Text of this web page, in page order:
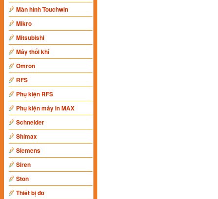
Màn hình Touchwin
Mikro
Mitsubishi
Máy thổi khí
Omron
RFS
Phụ kiện RFS
Phụ kiện máy in MAX
Schneider
Shimax
Siemens
Siren
Ston
Thiết bị đo